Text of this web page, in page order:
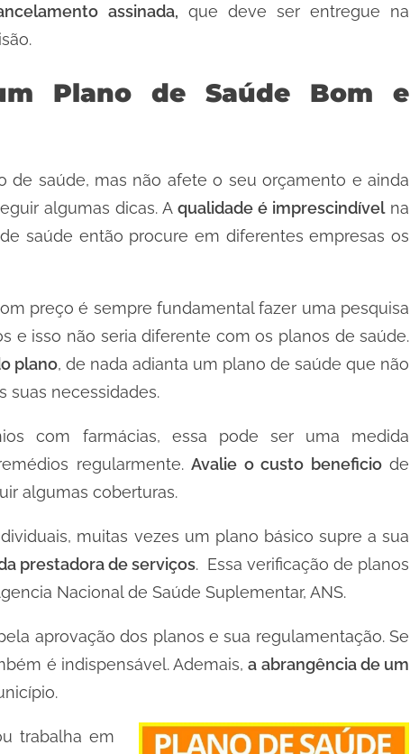
assinada, que deve ser entregue na
Plano de Saúde Bom e
de saúde, mas não afete o seu orçamento e ainda
algumas dicas. Aqualidade é imprescindívelna
saúde então procure em diferentes empresas os
preço é sempre fundamental fazer uma pesquisa
e isso não seria diferente com os planos de saúde.
plano, de nada adianta um plano de saúde que não
suas necessidades.
com farmácias, essa pode ser uma medida
regularmente.Avalie o custo beneficiode
algumas coberturas.
muitas vezes um plano básico supre a sua
prestadora de serviços. Essa verificação de planos
Nacional de Saúde Suplementar, ANS.
aprovação dos planos e sua regulamentação. Se
é indispensável. Ademais,a abrangência de um
trabalha em